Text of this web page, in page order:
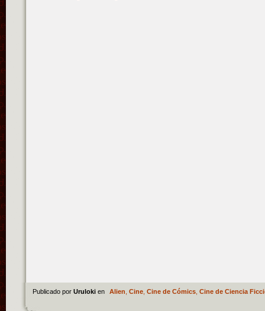
Publicado por Uruloki en Alien Cine, Cine de Cómics, Cine de Ciencia